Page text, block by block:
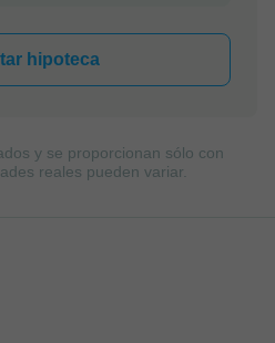
hipoteca
y se proporcionan sólo con
reales pueden variar.